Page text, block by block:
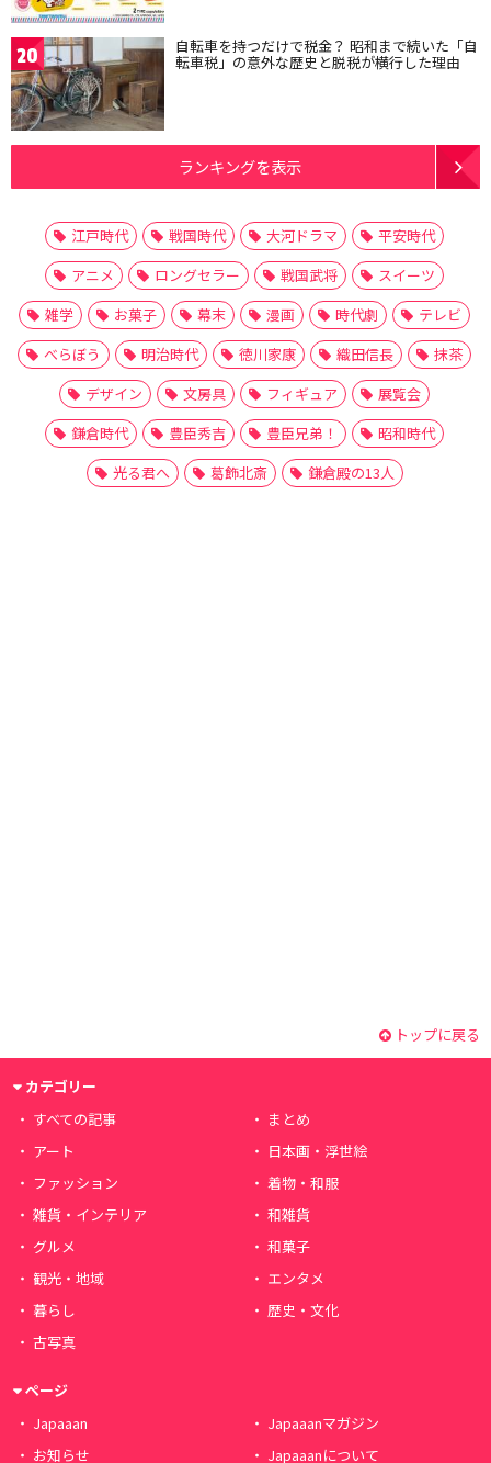
20 自転車を持つだけで税金？ 昭和まで続いた「自
転車税」の意外な歴史と脱税が横行した理由
ランキングを表示
江戸時代 戦国時代 大河ドラマ
平安時代
アニメ
ロングセラー 戦国武将
スイーツ
雑学
お菓子 幕末 漫画 時代劇
テレビ
べらぼう
明治時代 徳川家康 織田信長
抹茶
デザイン
文房具 フィギュア
展覧会
鎌倉時代
豊臣秀吉 豊臣兄弟！
昭和時代
光る君へ
葛飾北斎 鎌倉殿の13人
トップに戻る
カテゴリー
すべての記事
まとめ
アート
日本画・浮世絵
ファッション
着物・和服
雑貨・インテリア
和雑貨
グルメ
和菓子
観光・地域
エンタメ
暮らし
歴史・文化
古写真
ページ
Japaaan
Japaaanマガジン
お知らせ
Japaaanについて